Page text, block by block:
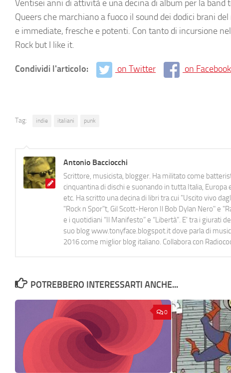
Ventisei anni di attività e una decina di album per la
Queers che marchiano a fuoco il sound dei dodici brani
e immediate, fresche e potenti. Con tanto di incursione
Rock but I like it.
Condividi l'articolo: on Twitter on Facebook
Tag: indie italiani punk
Antonio Bacciocchi
Scrittore, musicista, blogger. Ha militato come
cinquantina di dischi e suonando in tutta Italia,
etc. Ha scritto una decina di libri tra cui "Uscito vivo
"Rock n Spor"t, Gil Scott-Heron Il Bob Dylan Nero" e
e i quotidiani “Il Manifesto” e “Libertà”. E' tra i giurati
suo blog www.tonyface.blogspot.it dove parla di
2016 come miglior blog italiano. Collabora con
POTREBBERO INTERESSARTI ANCHE...
0